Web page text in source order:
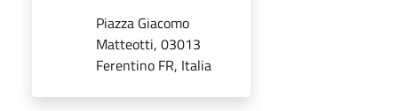
Piazza Giacomo
Matteotti, 03013
Ferentino FR, Italia